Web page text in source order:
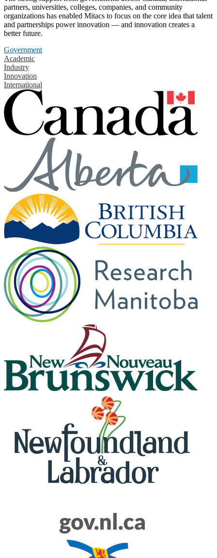
partners, universities, colleges, companies, and community
organizations has enabled Mitacs to focus on the core idea that talent
and partnerships power innovation — and innovation creates a
better future.
Government
Academic
Industry
Innovation
International